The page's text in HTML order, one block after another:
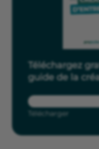
Téléchargez
guide de la
Télécharger